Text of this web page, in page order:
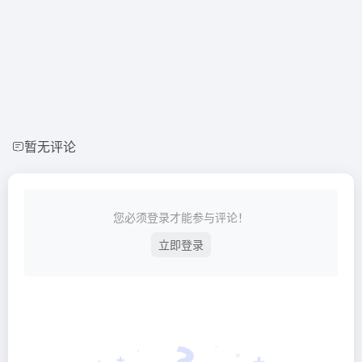
暂无评论
您必须登录才能参与评论！
立即登录